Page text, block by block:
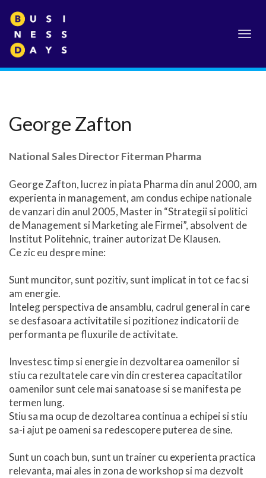
George Zafton
National Sales Director Fiterman Pharma
George Zafton, lucrez in piata Pharma din anul 2000, am
experienta in management, am condus echipe nationale
de vanzari din anul 2005, Master in “Strategii si politici
de Management si Marketing ale Firmei”, absolvent de
Institut Politehnic, trainer autorizat De Klausen.
Ce zic eu despre mine:
Sunt muncitor, sunt pozitiv, sunt implicat in tot ce fac si
am energie.
Inteleg perspectiva de ansamblu, cadrul general in care
se desfasoara activitatile si pozitionez indicatorii de
performanta pe fluxurile de activitate.
Investesc timp si energie in dezvoltarea oamenilor si
stiu ca rezultatele care vin din cresterea capacitatilor
oamenilor sunt cele mai sanatoase si se manifesta pe
termen lung.
Stiu sa ma ocup de dezoltarea continua a echipei si stiu
sa-i ajut pe oameni sa redescopere puterea de sine.
Sunt un coach bun, sunt un trainer cu experienta practica
relevanta, mai ales in zona de workshop si ma dezvolt